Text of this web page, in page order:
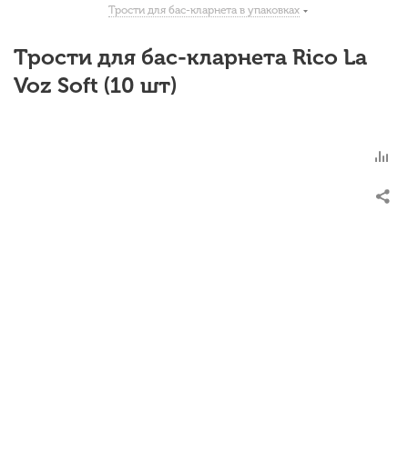
Трости для бас-кларнета в упаковках
Трости для бас-кларнета Rico La
Voz Soft (10 шт)